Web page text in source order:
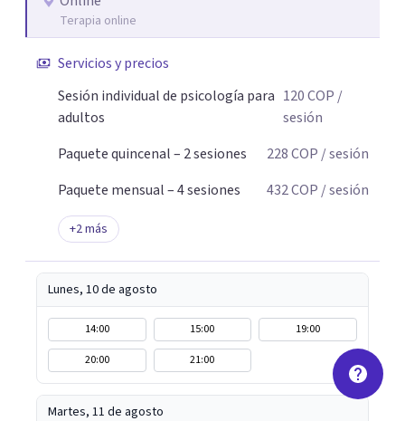
Terapia online
Servicios y precios
Sesión individual de psicología para
adultos
120COP /
sesión
Paquete quincenal – 2 sesiones
228COP / sesión
Paquete mensual – 4 sesiones
432COP / sesión
+2más
Lunes, 10 de agosto
14:00 15:00
19:00
20:00
21:00
Martes, 11 de agosto